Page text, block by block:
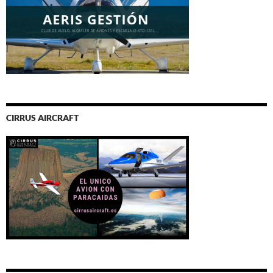
CIRRUS AIRCRAFT